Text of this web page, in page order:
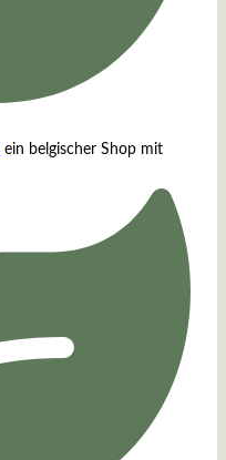
ein belgischer Shop mit